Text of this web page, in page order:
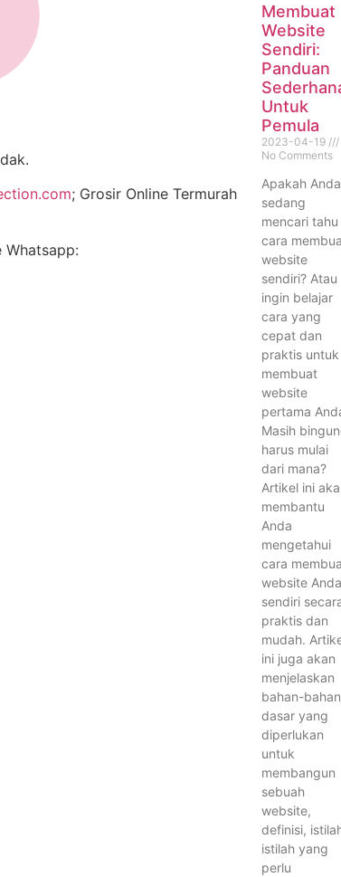
; Grosir Online Termurah
Membuat
Website
Sendiri:
Panduan
Untuk
Pemula
2023-04-19
No Comments
Apakah Anda
sedang
mencari tahu
cara
website
sendiri? Atau
ingin belajar
cara yang
cepat dan
praktis untuk
membuat
website
pertama
Masih
harus mulai
dari mana?
Artikel ini
membantu
Anda
mengetahui
cara
website Anda
sendiri
praktis dan
mudah.
ini juga akan
menjelaskan
bahan-bahan
dasar yang
diperlukan
untuk
membangun
sebuah
website,
definisi,
istilah yang
perlu